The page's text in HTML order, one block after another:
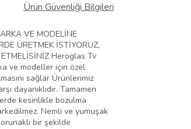
Ürün Güvenliği Bilgileri
VE MODELİNE
ÜRETMEK İSTİYORUZ,
ETMELİSİNİZ Heroglas Tv
ve modeller için özel
sağlar Ürünlerimiz
dayanıklıdır. Tamamen
kesinlikle bozulma
Nemli ve yumuşak
bir şekilde